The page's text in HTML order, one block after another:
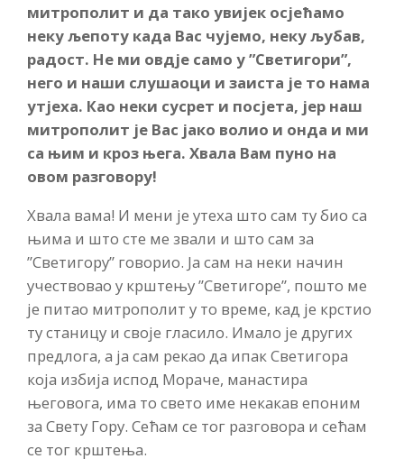
митрополит и да тако увијек осјећамо
неку љепоту када Вас чујемо, неку љубав,
радост. Не ми овдје само у ”Светигори”,
него и наши слушаоци и заиста је то нама
утјеха. Као неки сусрет и посјета, јер наш
митрополит је Вас јако волио и онда и ми
са њим и кроз њега. Хвала Вам пуно на
овом разговору!
Хвала вама! И мени је утеха што сам ту био са
њима и што сте ме звали и што сам за
”Светигору” говорио. Ја сам на неки начин
учествовао у крштењу ”Светигоре”, пошто ме
је питао митрополит у то време, кад је крстио
ту станицу и своје гласило. Имало је других
предлога, а ја сам рекао да ипак Светигора
која избија испод Мораче, манастира
његовога, има то свето име некакав епоним
за Свету Гору. Сећам се тог разговора и сећам
се тог крштења.